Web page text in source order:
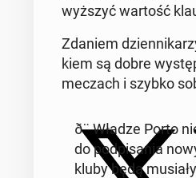
wyż­szyć wartość
Zdaniem
kiem są dobre
meczach i szybko
ð¨ Władze
do pod­pi­sa­nia
kluby będą